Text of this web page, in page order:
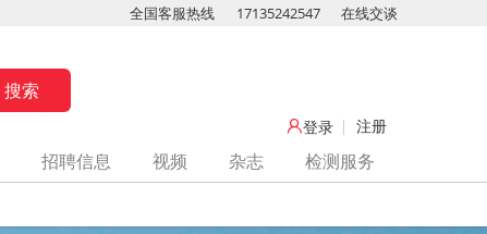
全国客服热线 17135242547 在线交谈
登录 注册
招聘信息 视频 杂志
检测服务